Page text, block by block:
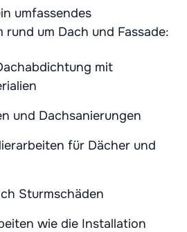
umfassendes
rund um Dach und Fassade:
mit
und Dachsanierungen
für Dächer und
Sturmschäden
wie die Installation